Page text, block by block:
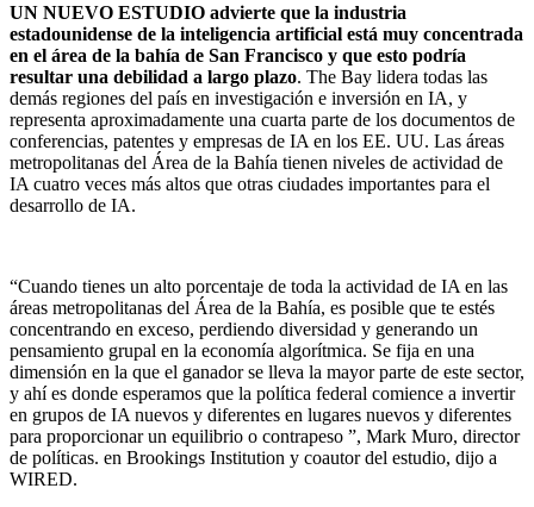
UN NUEVO ESTUDIO advierte que la industria
estadounidense de la inteligencia artificial está muy concentrada
en el área de la bahía de San Francisco y que esto podría
resultar una debilidad a largo plazo. The Bay lidera todas las
demás regiones del país en investigación e inversión en IA, y
representa aproximadamente una cuarta parte de los documentos de
conferencias, patentes y empresas de IA en los EE. UU. Las áreas
metropolitanas del Área de la Bahía tienen niveles de actividad de
IA cuatro veces más altos que otras ciudades importantes para el
desarrollo de IA.
“Cuando tienes un alto porcentaje de toda la actividad de IA en las
áreas metropolitanas del Área de la Bahía, es posible que te estés
concentrando en exceso, perdiendo diversidad y generando un
pensamiento grupal en la economía algorítmica. Se fija en una
dimensión en la que el ganador se lleva la mayor parte de este sector,
y ahí es donde esperamos que la política federal comience a invertir
en grupos de IA nuevos y diferentes en lugares nuevos y diferentes
para proporcionar un equilibrio o contrapeso ”, Mark Muro, director
de políticas. en Brookings Institution y coautor del estudio, dijo a
WIRED.